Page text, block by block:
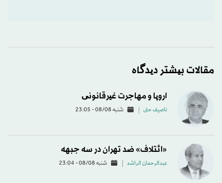
مقالات بیشتر دیدگاه
اروپا و مهاجرت غیرقانونی
ناصیف حتی شنبه 08/08 - 23:05
«ائتلاف» ضد تهران در سه جبهه
عبدالرحمان الراشد شنبه 08/08 - 23:04